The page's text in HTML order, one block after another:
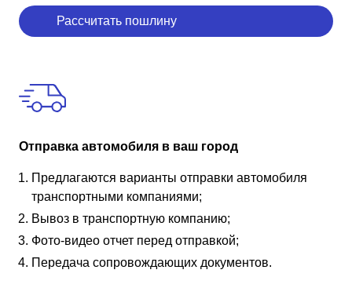
Рассчитать пошлину
Отправка автомобиля в ваш город
Предлагаются варианты отправки автомобиля
транспортными компаниями;
Вывоз в транспортную компанию;
Фото-видео отчет перед отправкой;
Передача сопровождающих документов.